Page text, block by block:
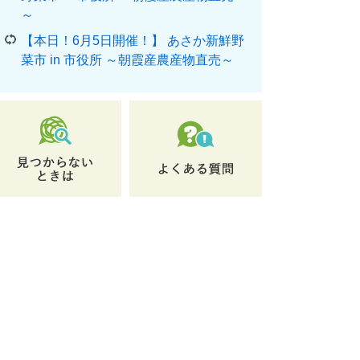
～
【本日！6月5日開催！】 あさか新鮮野
菜市 in 市役所 ～朝霞産農産物直売～